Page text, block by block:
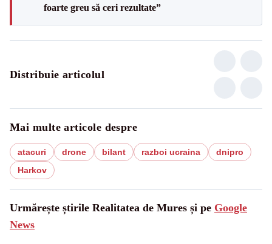
foarte greu să ceri rezultate”
Distribuie articolul
Mai multe articole despre
atacuri drone bilant razboi ucraina
dnipro
Harkov
Urmărește știrile Realitatea de Mures și pe Google
News